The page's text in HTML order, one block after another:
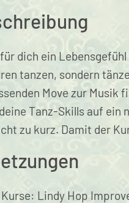
dich ein
tanzen, sondern
Move zur Musik
Tanz-Skills auf
zu kurz. Damit der
Lindy Hop